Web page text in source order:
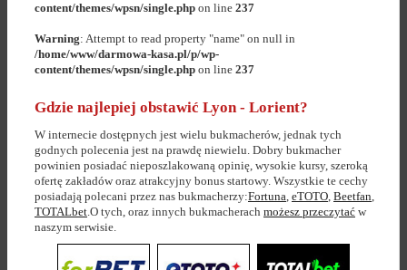
content/themes/wpsn/single.php on line 237
Warning: Attempt to read property "name" on null in
/home/www/darmowa-kasa.pl/p/wp-
content/themes/wpsn/single.php on line 237
Gdzie najlepiej obstawić Lyon - Lorient?
W internecie dostępnych jest wielu bukmacherów, jednak tych
godnych polecenia jest na prawdę niewielu. Dobry bukmacher
powinien posiadać nieposzlakowaną opinię, wysokie kursy, szeroką
ofertę zakładów oraz atrakcyjny bonus startowy. Wszystkie te cechy
posiadają polecani przez nas bukmacherzy:Fortuna, eTOTO, Beetfan,
TOTALbet.O tych, oraz innych bukmacherach możesz przeczytać w
naszym serwisie.